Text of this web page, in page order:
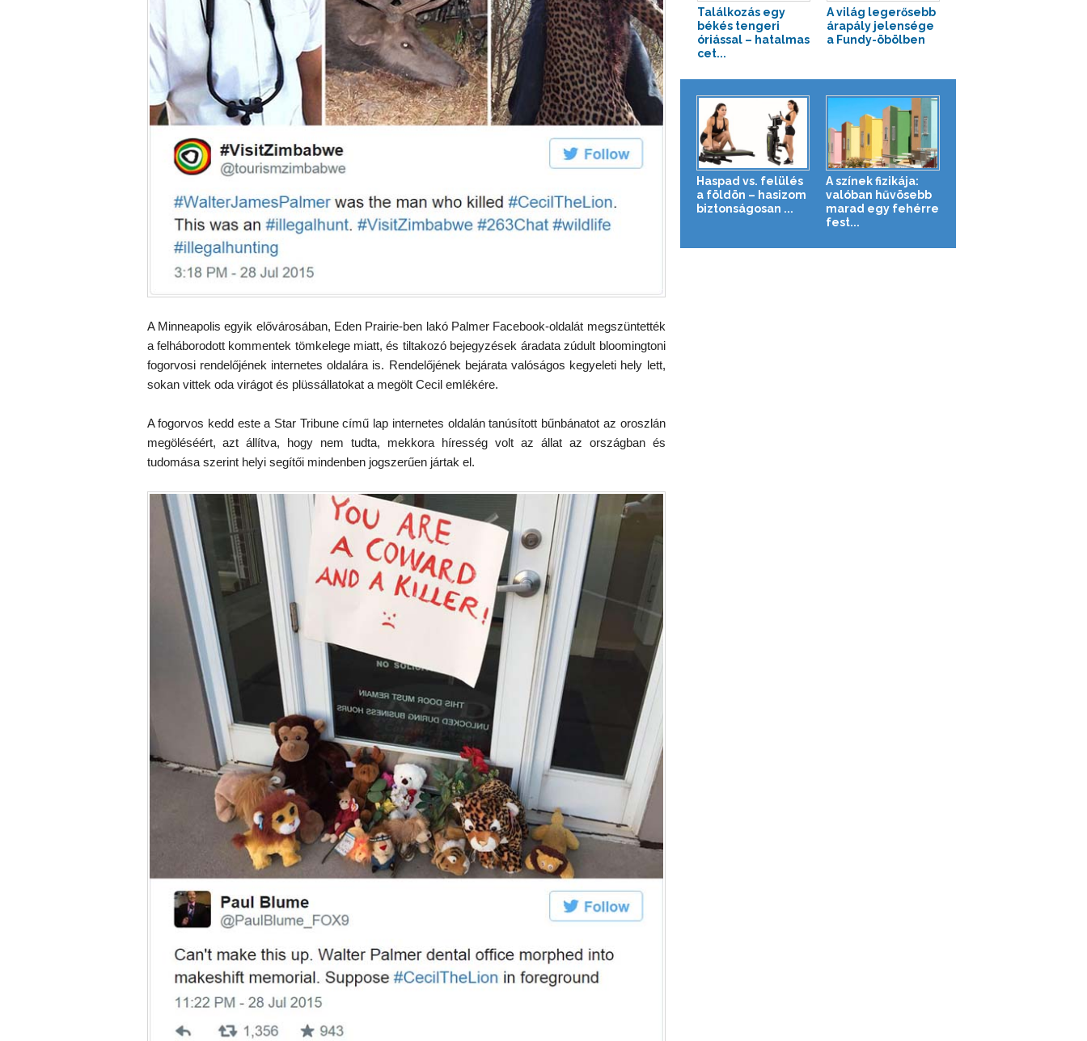
A Minneapolis egyik elővárosában, Eden Prairie-ben lakó Palmer Facebook-oldalát megszüntették
a felháborodott kommentek tömkelege miatt, és tiltakozó bejegyzések áradata zúdult bloomingtoni
fogorvosi rendelőjének internetes oldalára is. Rendelőjének bejárata valóságos kegyeleti hely lett,
sokan vittek oda virágot és plüssállatokat a megölt Cecil emlékére.
A fogorvos kedd este a Star Tribune című lap internetes oldalán tanúsított bűnbánatot az oroszlán
megöléséért, azt állítva, hogy nem tudta, mekkora híresség volt az állat az országban és
tudomása szerint helyi segítői mindenben jogszerűen jártak el.
Találkozás egy
békés tengeri
óriással – hatalmas
cet...
A világ legerősebb
árapály jelensége
a Fundy-öbölben
Haspad vs. felülés
a földön – hasizom
biztonságosan ...
A színek fizikája:
valóban hűvösebb
marad egy fehérre
fest...